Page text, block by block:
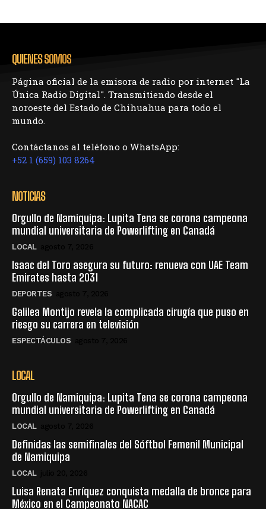
QUIENES SOMOS
Página oficial de la emisora de radio por internet "La
Única Radio Digital". Transmitiendo desde el
noroeste del Estado de Chihuahua para todo el
mundo.
Contáctanos al teléfono o WhatsApp:
+52 1 (659) 103 8264
NOTICIAS
Orgullo de Namiquipa: Lupita Tena se corona campeona
mundial universitaria de Powerlifting en Canadá
LOCAL
Isaac del Toro asegura su futuro: renueva con UAE Team
Emirates hasta 2031
DEPORTES
Galilea Montijo revela la complicada cirugía que puso en
riesgo su carrera en televisión
ESPECTÁCULOS
LOCAL
Orgullo de Namiquipa: Lupita Tena se corona campeona
mundial universitaria de Powerlifting en Canadá
LOCAL
Definidas las semifinales del Sóftbol Femenil Municipal
de Namiquipa
LOCAL
Luisa Renata Enríquez conquista medalla de bronce para
México en el Campeonato NACAC